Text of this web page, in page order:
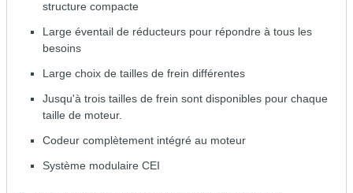
structure compacte
Large éventail de réducteurs pour répondre à tous les
besoins
Large choix de tailles de frein différentes
Jusqu'à trois tailles de frein sont disponibles pour chaque
taille de moteur.
Codeur complètement intégré au moteur
Système modulaire CEI